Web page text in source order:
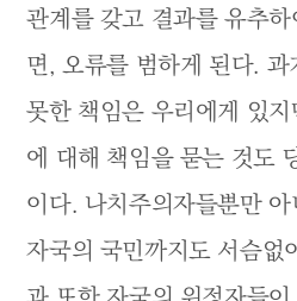
관계를 갖고 결과를 유추
면, 오류를 범하게 된다. 과
못한 책임은 우리에게 있
에 대해 책임을 묻는 것도
이다. 나치주의자들뿐만
자국의 국민까지도 서슴없